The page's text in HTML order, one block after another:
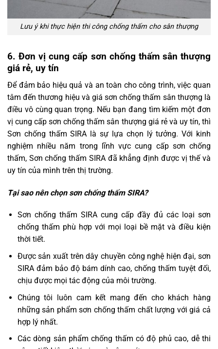
Lưu ý khi thực hiện thi công chống thấm cho sân thượng
6. Đơn vị cung cấp sơn chống thấm sân thượng
giá rẻ, uy tín
Để đảm bảo hiệu quả và an toàn cho công trình, việc quan
tâm đến thương hiệu và giá sơn chống thấm sân thượng là
điều vô cùng quan trọng. Nếu bạn đang tìm kiếm một đơn
vị cung cấp sơn chống thấm sân thượng giá rẻ và uy tín, thì
Sơn chống thấm SIRA là sự lựa chọn lý tưởng. Với kinh
nghiệm nhiều năm trong lĩnh vực cung cấp sơn chống
thấm, Sơn chống thấm SIRA đã khẳng định được vị thế và
uy tín của mình trên thị trường.
Tại sao nên chọn sơn chống thấm SIRA?
Sơn chống thấm SIRA cung cấp đầy đủ các loại sơn
chống thấm phù hợp với mọi loại bề mặt và điều kiện
thời tiết.
Được sản xuất trên dây chuyền công nghệ hiện đại, sơn
SIRA đảm bảo độ bám dính cao, chống thấm tuyệt đối,
chịu được mọi tác động của môi trường.
Chúng tôi luôn cam kết mang đến cho khách hàng
những sản phẩm sơn chống thấm chất lượng với giá cả
hợp lý nhất.
Các dòng sản phẩm chống thấm có độ phủ cao, dễ thi